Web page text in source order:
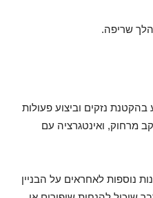
שריפה.
נזקים וביצוע פעולות
מרחוק, ואינטגרציה עם
נוספות לאחראים על הבניין